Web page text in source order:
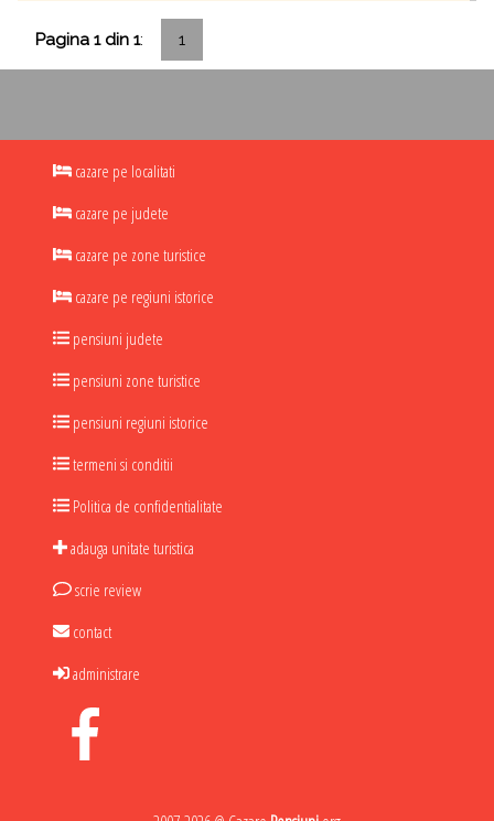
Pagina 1 din 1: 1
cazare pe localitati
cazare pe judete
cazare pe zone turistice
cazare pe regiuni istorice
pensiuni judete
pensiuni zone turistice
pensiuni regiuni istorice
termeni si conditii
Politica de confidentialitate
adauga unitate turistica
scrie review
contact
administrare